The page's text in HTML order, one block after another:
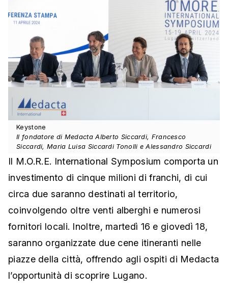
Keystone
Il fondatore di Medacta Alberto Siccardi, Francesco
Siccardi, Maria Luisa Siccardi Tonolli e Alessandro Siccardi
Il M.O.R.E. International Symposium comporta un
investimento di cinque milioni di franchi, di cui
circa due saranno destinati al territorio,
coinvolgendo oltre venti alberghi e numerosi
fornitori locali. Inoltre, martedì 16 e giovedì 18,
saranno organizzate due cene itineranti nelle
piazze della città, offrendo agli ospiti di Medacta
l’opportunità di scoprire Lugano.